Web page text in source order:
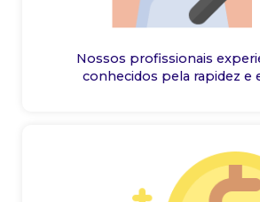
Nossos profissionais
conhecidos pela rapidez e